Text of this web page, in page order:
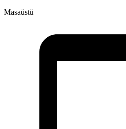
Masaüstü